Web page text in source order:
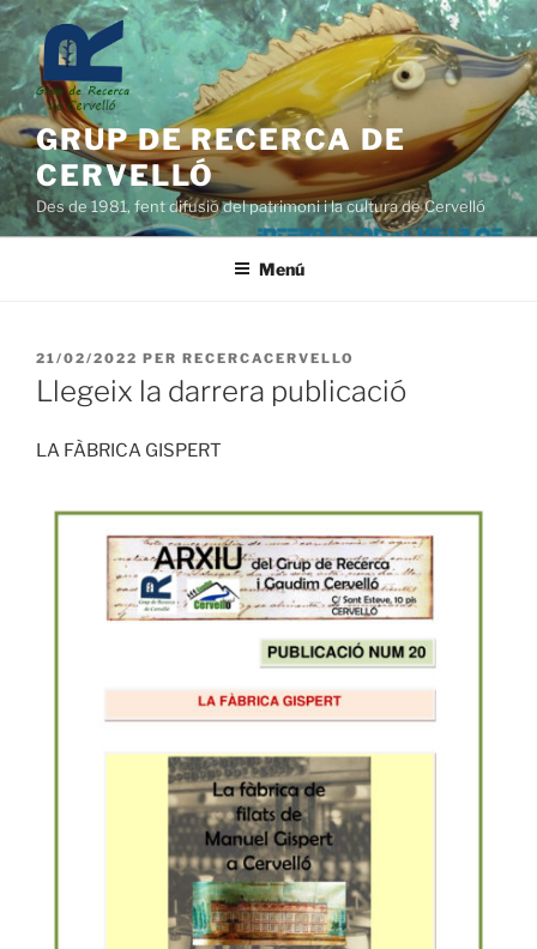
Vés
al
contingut
GRUP DE RECERCA DE
CERVELLÓ
Des de 1981, fent difusió del patrimoni i la cultura de Cervelló
Menú
PUBLICAT
A
21/02/2022 PER RECERCACERVELLO
Llegeix la darrera publicació
LA FÀBRICA GISPERT